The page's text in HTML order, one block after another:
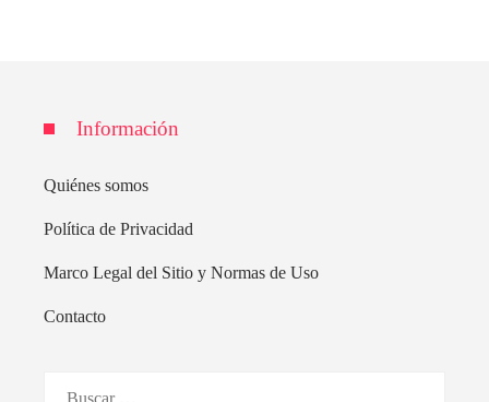
Información
Quiénes somos
Política de Privacidad
Marco Legal del Sitio y Normas de Uso
Contacto